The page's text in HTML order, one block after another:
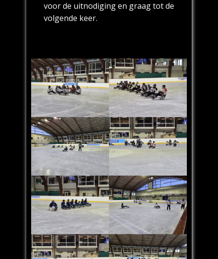
voor de uitnodiging en graag tot de
volgende keer.